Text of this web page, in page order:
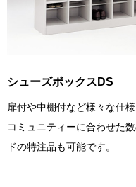
シューズボックスDS
扉付や中棚付など様々な仕
コミュニティーに合わせた
ドの特注品も可能です。